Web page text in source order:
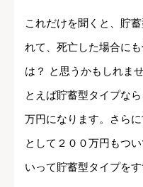
これだけを聞くと、貯
れて、死亡した場合に
は？ と思うかもしれま
とえば貯蓄型タイプな
万円になります。さら
として２００万円もつ
いって貯蓄型タイプをす